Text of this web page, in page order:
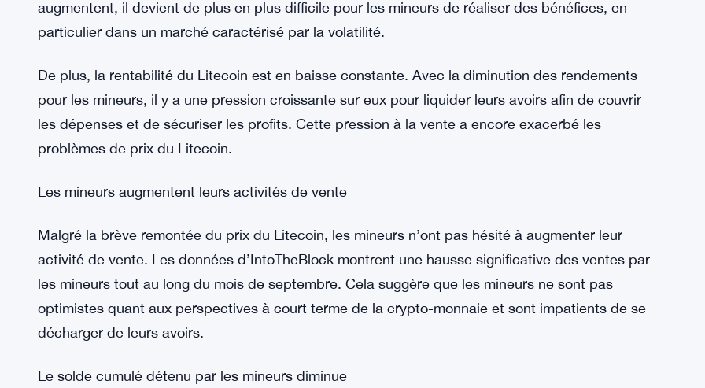
Coûts opérationnels et baisse de rentabilité
des coûts opérationnels associés à l’exploitation minière de cette crypto-monnaie. Litecoin,
comme beaucoup d’autres crypto-monnaies, repose sur un mécanisme de consensus de
preuve de travail (PoW), obligeant les mineurs à investir dans du matériel puissant et à
consommer des quantités importantes d’électricité. À mesure que les coûts d’exploitation
particulier dans un marché caractérisé par la volatilité.
De plus, la rentabilité du Litecoin est en baisse constante. Avec la diminution des rendements
pour les mineurs, il y a une pression croissante sur eux pour liquider leurs avoirs afin de couvrir
les dépenses et de sécuriser les profits. Cette pression à la vente a encore exacerbé les
problèmes de prix du Litecoin.